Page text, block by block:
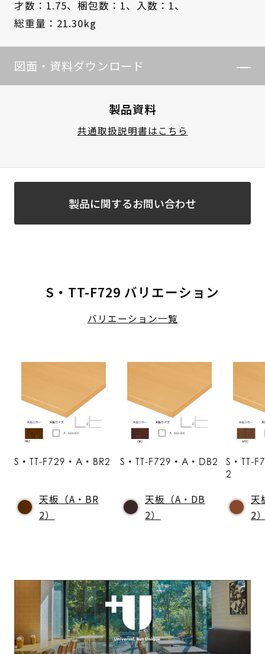
才数：1.75、 梱包数：1、
入数：1、
総重量：21.30kg
図面・資料ダウンロード
製品資料
共通取扱説明書はこちら
製品に関するお問い合わせ
S・TT-F729 バリエーション
バリエーション一覧
S・TT-F729・A・BR2
天板（A・BR
2）
S・TT-F729・A・DB2
天板（A・DB
2）
S・TT-
2
天
2